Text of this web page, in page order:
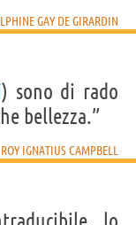
GAY DE GIRARDIN
) sono di rado
bellezza.”
ROY IGNATIUS CAMPBELL